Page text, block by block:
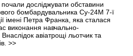
досліджувати обставини
бомбардувальника Су-24М 7-ї
імені Петра Франка, яка сталася
виконання навчально-
авіатрощі льотчик та
>>